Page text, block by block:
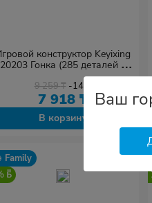
конструктор Keyixing
20203 Гонка (285 деталей в
9 259₸ -14%
7 918 ₸
В корзину
Family
Ваш